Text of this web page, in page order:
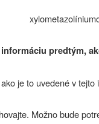
predtým,
je to uvedené v
Možno bude